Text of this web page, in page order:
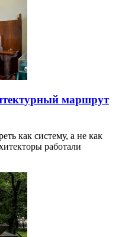
маршрут
как систему, а не как
работали